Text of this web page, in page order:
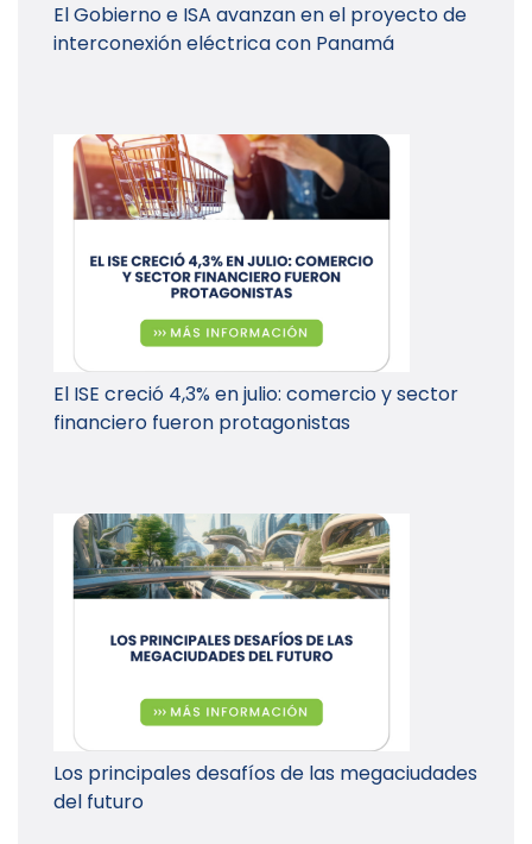
El Gobierno e ISA avanzan en el proyecto de
interconexión eléctrica con Panamá
El ISE creció 4,3% en julio: comercio y sector
financiero fueron protagonistas
Los principales desafíos de las megaciudades
del futuro